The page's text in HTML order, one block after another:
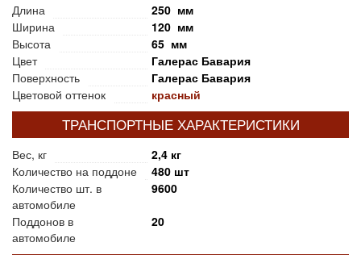
Длина
250 мм
Ширина
120 мм
Высота
65 мм
Цвет
Галерас Бавария
Поверхность
Галерас Бавария
Цветовой оттенок
красный
ТРАНСПОРТНЫЕ ХАРАКТЕРИСТИКИ
Вес, кг
2,4 кг
Количество на поддоне
480 шт
Количество шт. в
автомобиле
9600
Поддонов в
автомобиле
20